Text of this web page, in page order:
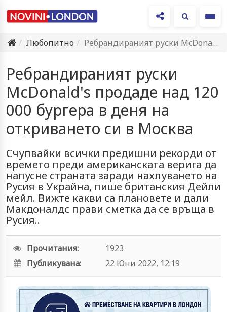
Любопитно
Ребрандираният руски McDonald's продаде над 120 000 бургера в деня…
Ребрандираният руски
McDonald's продаде над 120
000 бургера в деня на
откриването си в Москва
Счупвайки всички предишни рекорди от
времето преди американската верига да
напусне страната заради нахлуването на
Русия в Украйна, пише британския Дейли
мейл. Вижте какви са плановете и дали
Макдоналдс прави сметка да се връща в
Русия..
Прочитания:
1923
Публикувана:
22 Юни 2022, 12:19